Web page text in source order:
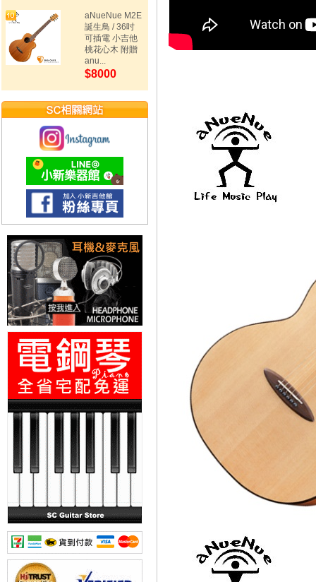
aNueNue M2E
誕生鳥 / 36吋
可插電 小吉他
桃花心木 附贈
anu...
$8000